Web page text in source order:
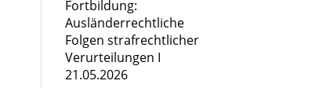
Fortbildung:
Ausländerrechtliche
Folgen strafrechtlicher
Verurteilungen I
21.05.2026